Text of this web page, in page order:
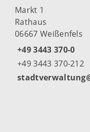
Markt 1
Rathaus
06667 Weißenfels
+49 3443 370-0
+49 3443 370-212